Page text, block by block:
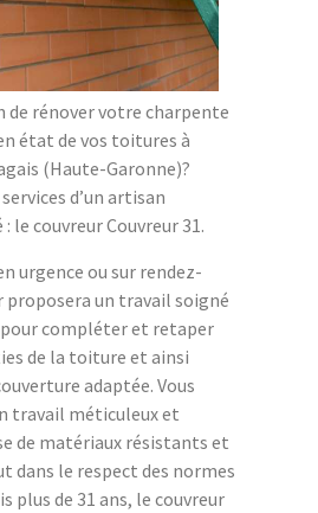
de rénover votre charpente
état de vos toitures à
(Haute-Garonne)?
d’un artisan
le couvreur Couvreur 31.
urgence ou sur rendez-
proposera un travail soigné
compléter et retaper
de la toiture et ainsi
adaptée. Vous
travail méticuleux et
de matériaux résistants et
dans le respect des normes
plus de 31 ans, le couvreur